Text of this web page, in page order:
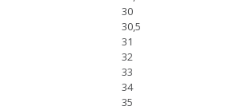
30
30,5
31
32
33
34
35